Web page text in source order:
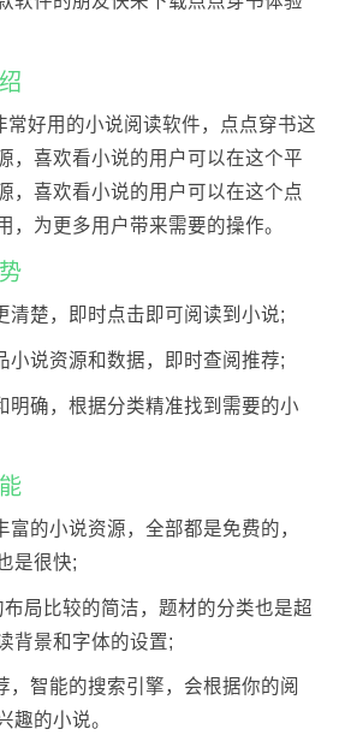
常好用的小说阅读软件，点点穿书这
，喜欢看小说的用户可以在这个平
，喜欢看小说的用户可以在这个点
，为更多用户带来需要的操作。
清楚，即时点击即可阅读到小说;
小说资源和数据，即时查阅推荐;
明确，根据分类精准找到需要的小
富的小说资源，全部都是免费的，
是很快;
局比较的简洁，题材的分类也是超
背景和字体的设置;
，智能的搜索引擎，会根据你的阅
趣的小说。